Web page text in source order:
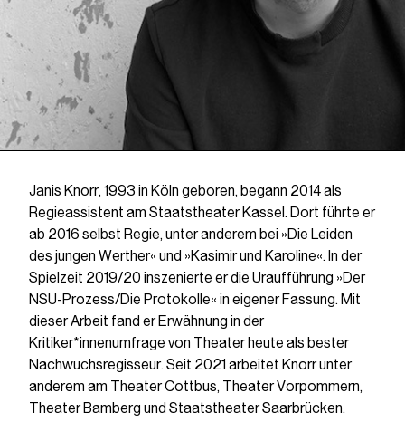
Janis Knorr, 1993 in Köln geboren, begann 2014 als
Regieassistent am Staatstheater Kassel. Dort führte er
ab 2016 selbst Regie, unter anderem bei »Die Leiden
des jungen Werther« und »Kasimir und Karoline«. In der
Spielzeit 2019/20 inszenierte er die Uraufführung »Der
NSU-Prozess/Die Protokolle« in eigener Fassung. Mit
dieser Arbeit fand er Erwähnung in der
Kritiker*innenumfrage von Theater heute als bester
Nachwuchsregisseur. Seit 2021 arbeitet Knorr unter
anderem am Theater Cottbus, Theater Vorpommern,
Theater Bamberg und Staatstheater Saarbrücken.